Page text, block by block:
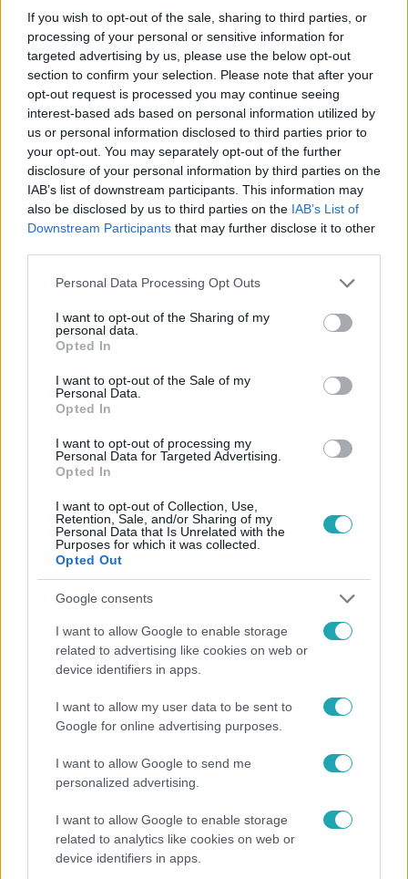
If you wish to opt-out of the sale, sharing to third parties, or
processing of your personal or sensitive information for
targeted advertising by us, please use the below opt-out
section to confirm your selection. Please note that after your
opt-out request is processed you may continue seeing
interest-based ads based on personal information utilized by
us or personal information disclosed to third parties prior to
your opt-out. You may separately opt-out of the further
disclosure of your personal information by third parties on the
IAB’s list of downstream participants. This information may
also be disclosed by us to third parties on the IAB’s List of
Downstream Participants that may further disclose it to other
Please note that this website/app uses one or more Google
not limited to your visit or usage behaviour. You may click to
grant or deny consent to Google and its third-party tags to
use your data for below specified purposes in below Google
consent section.
Personal Data Processing Opt Outs
I want to opt-out of the Sharing of my
personal data.
Opted In
I want to opt-out of the Sale of my
Personal Data.
Opted In
I want to opt-out of processing my
Personal Data for Targeted Advertising.
Opted In
I want to opt-out of Collection, Use,
Retention, Sale, and/or Sharing of my
Personal Data that Is Unrelated with the
Purposes for which it was collected.
Opted Out
Google consents
I want to allow Google to enable storage
related to advertising like cookies on web or
device identifiers in apps.
I want to allow my user data to be sent to
Google for online advertising purposes.
I want to allow Google to send me
personalized advertising.
I want to allow Google to enable storage
related to analytics like cookies on web or
device identifiers in apps.
Kövess minket, és értesülj a friss hírekről a
Facebookon is!
Követem
CÁPÁK KÖZÖTT
5. ÉVAD
Népszerű
Bódi Guszti és Margó büszkén jelentették be: